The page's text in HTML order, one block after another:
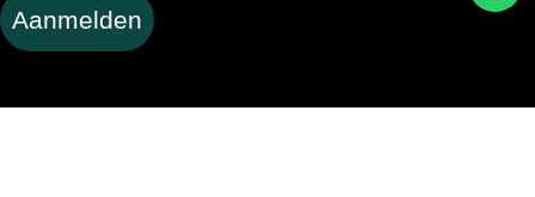
Aanmelden